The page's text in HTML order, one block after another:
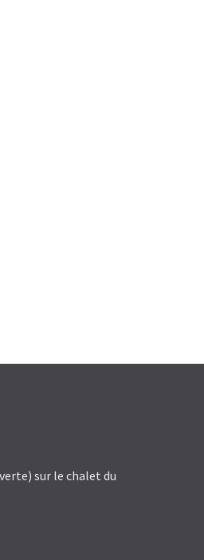
sur le chalet du